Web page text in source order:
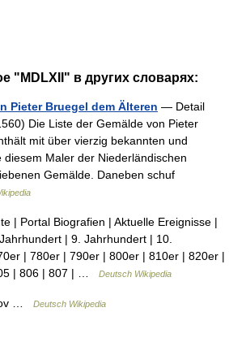
"MDLXII" в других словарях:
Pieter Bruegel dem Älteren — Detail
Die Liste der Gemälde von Pieter
mit über vierzig bekannten und
Maler der Niederländischen
Gemälde. Daneben schuf
| Portal Biografien | Aktuelle Ereignisse |
| 9. Jahrhundert | 10.
| 780er | 790er | 800er | 810er | 820er |
| 806 | 807 | …
Deutsch Wikipedia
… Deutsch Wikipedia